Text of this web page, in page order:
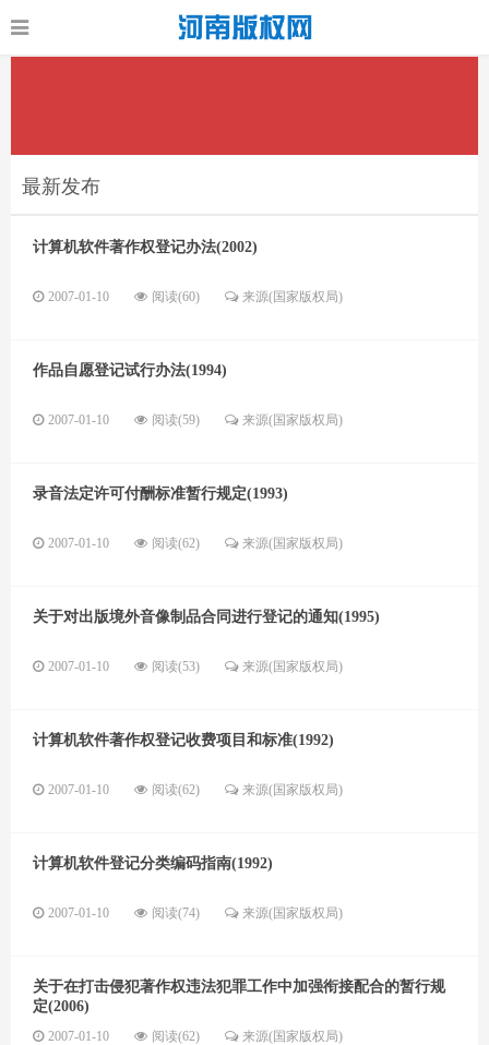
最新发布
计算机软件著作权登记办法(2002)
2007-01-10 阅读(60) 来源(国家版权局)
作品自愿登记试行办法(1994)
2007-01-10 阅读(59) 来源(国家版权局)
录音法定许可付酬标准暂行规定(1993)
2007-01-10 阅读(62) 来源(国家版权局)
关于对出版境外音像制品合同进行登记的通知(1995)
2007-01-10 阅读(53) 来源(国家版权局)
计算机软件著作权登记收费项目和标准(1992)
2007-01-10 阅读(62) 来源(国家版权局)
计算机软件登记分类编码指南(1992)
2007-01-10 阅读(74) 来源(国家版权局)
关于在打击侵犯著作权违法犯罪工作中加强衔接配合的暂行规
定(2006)
2007-01-10 阅读(62) 来源(国家版权局)